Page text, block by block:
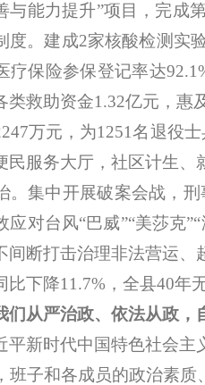
与能力提升”项目，完成
度。建成2家核酸检测实
疗保险参保登记率达
类救助资金1.32亿元，惠
万元，为1251名退役
民服务大厅，社区计生
。集中开展破案会战，
应对台风“巴威”“美莎克
间断打击治理非法营运
比下降11.7%，全县40年
们从严治政、依法从政，
时代中国特色社会主
班子和各成员的政治素